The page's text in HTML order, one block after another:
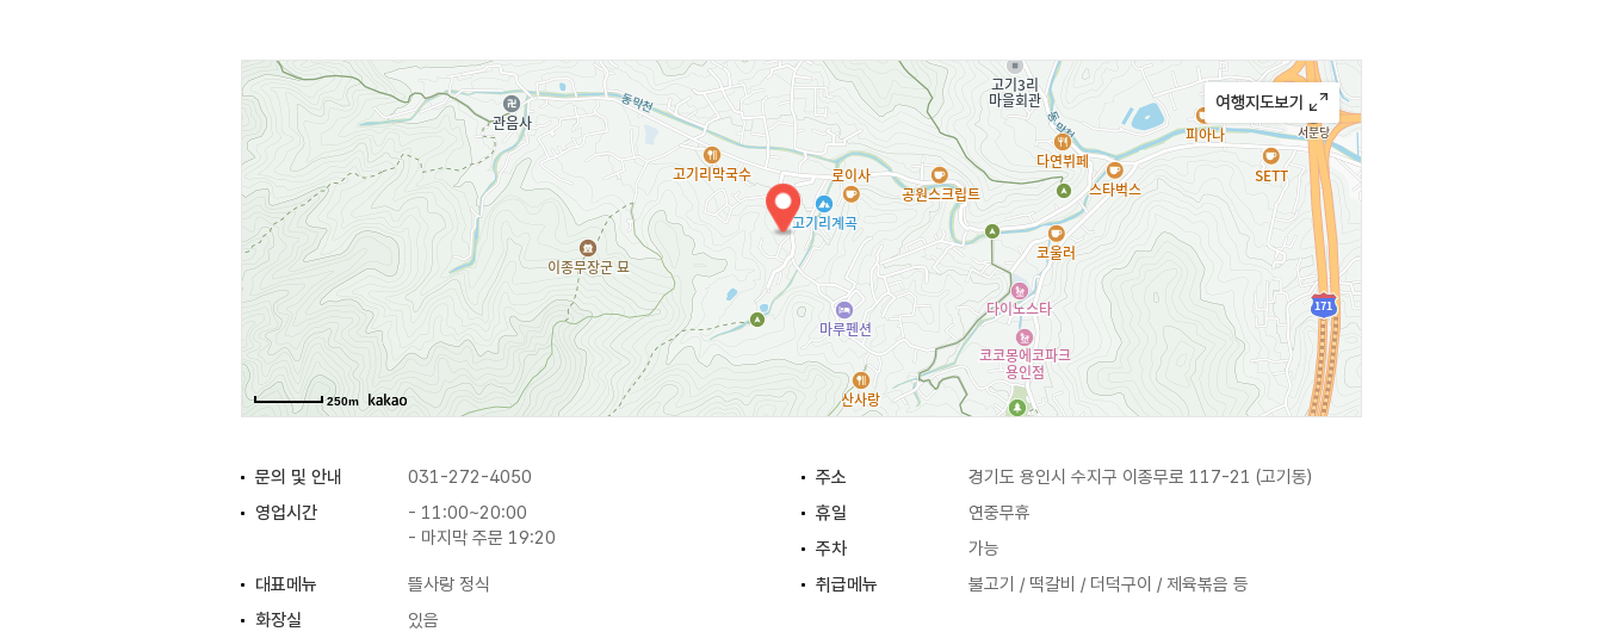
250m
문의 및 안내 031-272-4050 주소
경기도 용인시 수지구 이종무로 117-21 (고기동)
영업시간
- 11:00~20:00
- 마지막 주문 19:20
휴일
연중무휴
주차
가능
대표메뉴
뜰사랑 정식 취급메뉴
불고기 / 떡갈비 / 더덕구이 / 제육볶음 등
화장실
있음